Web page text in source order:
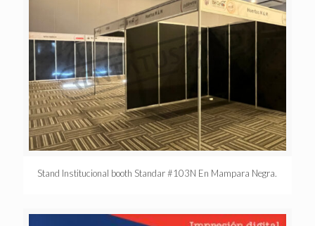
Stand Institucional booth Standar #103N En Mampara Negra.